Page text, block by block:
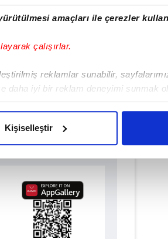
amaçları ile çerezler
çalışırlar.
reklamlar sunabilir,
daha iyi bir reklam deneyimi sunmak
ve bu noktada, reklamların
isteriz.
takdirde, kullanıcılara hedefli
gerekli olan çerezler bilgi toplumu
işlevsel kılınması ve
olarak açık rızanız dahilinde
Kişiselleştir